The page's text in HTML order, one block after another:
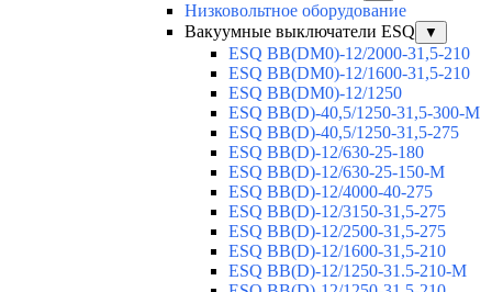
Низковольтное оборудование
Вакуумные выключатели ESQ
▼
ESQ ВВ(DM0)-12/2000-31,5-210
ESQ ВВ(DM0)-12/1600-31,5-210
ESQ ВВ(DM0)-12/1250
ESQ ВВ(D)-40,5/1250-31,5-300-М
ESQ ВВ(D)-40,5/1250-31,5-275
ESQ ВВ(D)-12/630-25-180
ESQ ВВ(D)-12/630-25-150-М
ESQ ВВ(D)-12/4000-40-275
ESQ ВВ(D)-12/3150-31,5-275
ESQ ВВ(D)-12/2500-31,5-275
ESQ ВВ(D)-12/1600-31,5-210
ESQ ВВ(D)-12/1250-31.5-210-М